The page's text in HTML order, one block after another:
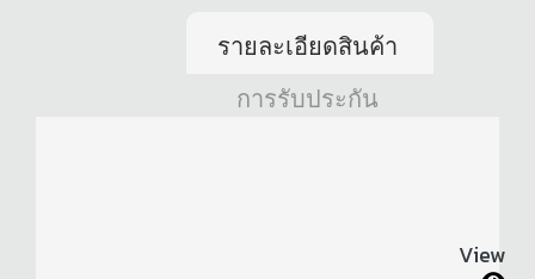
รายละเอียดสินค้า
การรับประกัน
View